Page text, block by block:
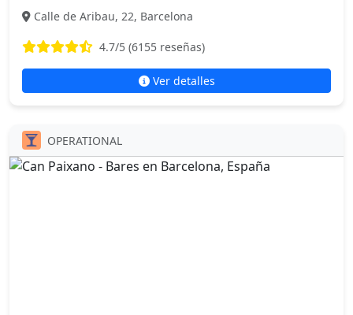
Calle de Aribau, 22, Barcelona
4.7/5 (6155 reseñas)
Ver detalles
OPERATIONAL